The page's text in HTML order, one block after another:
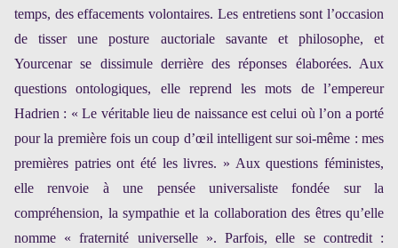
temps, des effacements volontaires. Les entretiens sont l’occasion
de tisser une posture auctoriale savante et philosophe, et
Yourcenar se dissimule derrière des réponses élaborées. Aux
questions ontologiques, elle reprend les mots de l’empereur
Hadrien : « Le véritable lieu de naissance est celui où l’on a porté
pour la première fois un coup d’œil intelligent sur soi-même : mes
premières patries ont été les livres. » Aux questions féministes,
elle renvoie à une pensée universaliste fondée sur la
compréhension, la sympathie et la collaboration des êtres qu’elle
nomme « fraternité universelle ». Parfois, elle se contredit :